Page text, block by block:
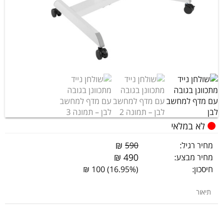
לא במלאי
מחיר רגיל: 590
₪
מחיר מבצע: 490
₪
חיסכון: (16.95%) 100 ₪
תיאור